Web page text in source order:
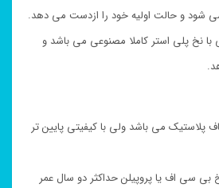
شود و حالت اولیه خود را ازدست می دهد.
نخ پلی استر کاملا مصنوعی می باشد و
پلاستیک می باشد ولی با کیفیتی پایین تر
سی اف یا پروپیلن حداکثر دو سال عمر